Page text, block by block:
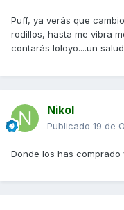
Puff, ya verás que
rodillos, hasta me vibra
contarás loloyo....un
Nikol
Publicado 19 de
Donde los has